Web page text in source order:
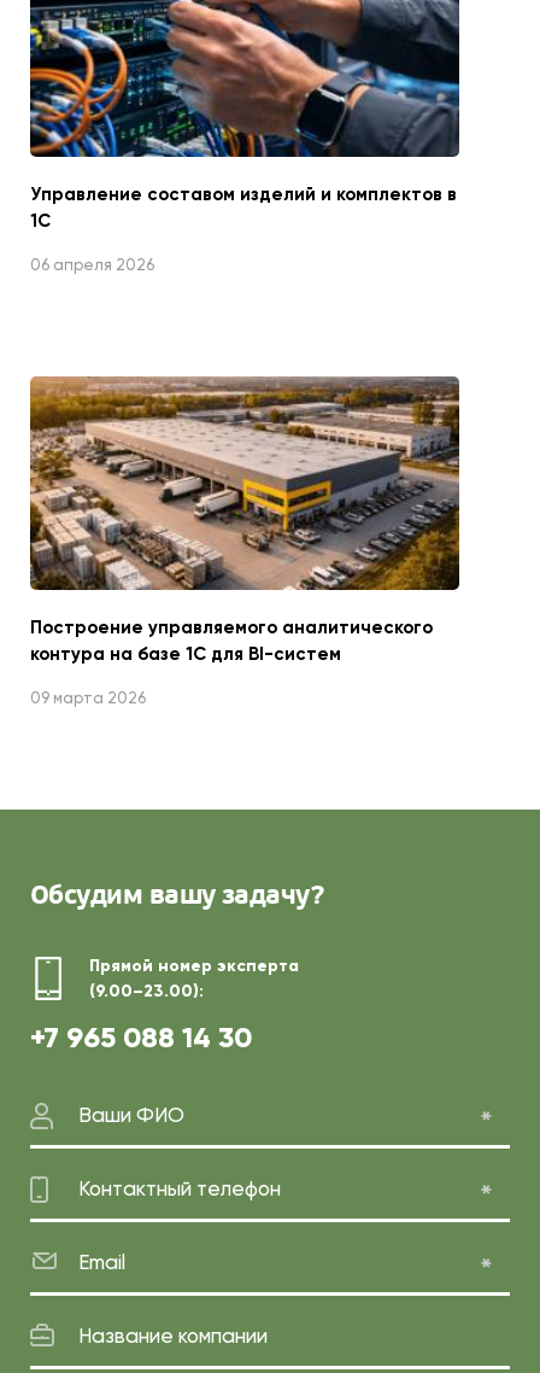
Управление составом изделий и комплектов в
1С
06 апреля 2026
Построение управляемого аналитического
контура на базе 1С для BI-систем
09 марта 2026
Обсудим вашу задачу?
Прямой номер эксперта
(9.00–23.00):
+7 965 088 14 30
Ваши ФИО
Контактный телефон
Email
Название компании